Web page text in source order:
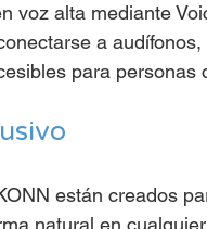
voz alta mediante
a
para
están creados
natural en